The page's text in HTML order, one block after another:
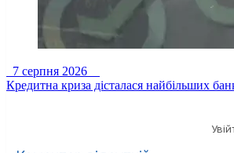
7 серпня 2026
Кредитна криза дісталася найбільших